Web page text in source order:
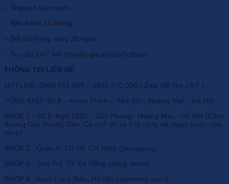
– Shipcod toàn quốc.
– Bảo hành 24 tháng.
– Đổi trả trong vòng 30 ngày.
– Tư vấn 24/7 bởi chuyên gia stylist Golfmax
THÔNG TIN LIÊN HỆ
HOTLINE: 0904.551.689 – 0832.470.000 ( Zalo Hỗ Trợ 24/7 ).
TỔNG KHO: Số 8 – Hưng Thịnh – Yên Sở – Hoàng Mai – Hà Nội
SHOP 1 : Số 2- Ngõ 1295 – Giải Phóng– Hoàng Mai – Hà Nội (Cách
đường Giải Phóng 50m. Có chỗ để xe ô tô rộng rãi, ngay trước cửa
shop)
SHOP 2 : Quận 5, TP. Hồ Chí Minh (Setupping).
SHOP 3 : Sơn Trà, TP Đà Nẵng (đang setup)
SHOP 4 : Aeon Long Biên, Hà Nội (openning soon)